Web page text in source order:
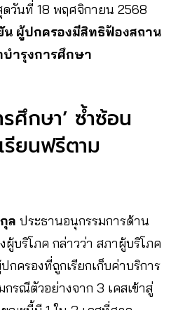
วันที่ 18 พฤศจิกายน 2568
น ผู้ปกครองมีสิทธิฟ้องสถาน
บำรุงการศึกษา
รศึกษา’ ซ้ำซ้อน
รียนฟรีตาม
ล ประธานอนุกรรมการด้าน
บริโภค กล่าวว่า สภาผู้บริโภค
กครองที่ถูกเรียกเก็บค่าบริการ
รณีตัวอย่างจาก 3 เคสเข้าสู่